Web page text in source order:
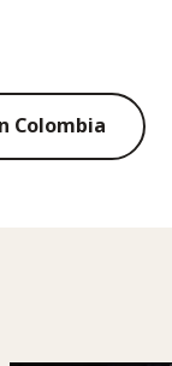
Colombia